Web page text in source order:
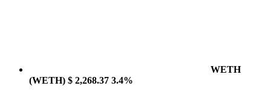
WETH
(WETH) $ 2,268.37 3.4%